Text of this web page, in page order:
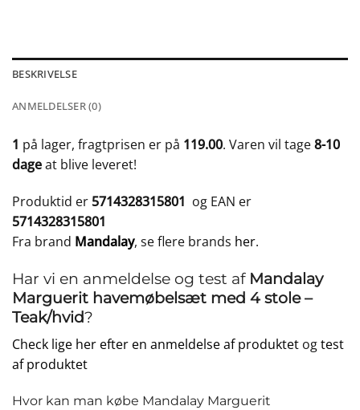
BESKRIVELSE
ANMELDELSER (0)
1 på lager, fragtprisen er på 119.00. Varen vil tage8-10
dageat blive leveret!
Produktid er 5714328315801 og EAN er
5714328315801
Fra brand Mandalay, se flere brands her.
Har vi en anmeldelse og test af Mandalay
Marguerit havemøbelsæt med 4 stole –
Teak/hvid?
Check lige her efter en anmeldelse af produktet ogtest
af produktet
Hvor kan man købe Mandalay Marguerit